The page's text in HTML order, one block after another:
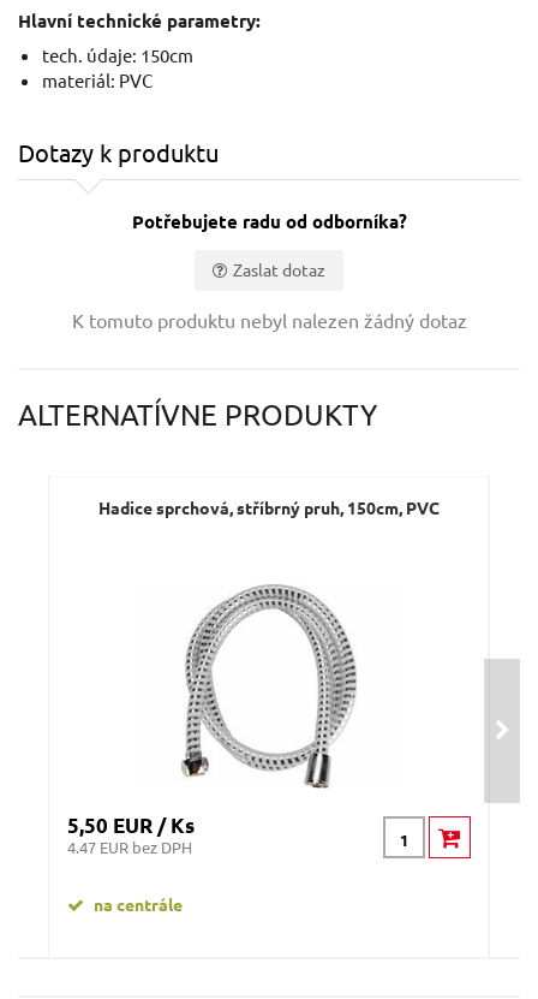
Hlavní technické parametry:
tech. údaje: 150cm
materiál: PVC
Dotazy k produktu
Potřebujete radu od odborníka?
Zaslat dotaz
K tomuto produktu nebyl nalezen žádný dotaz
ALTERNATÍVNE PRODUKTY
Hadice sprchová, stříbrný pruh, 150cm, PVC
5,50 EUR / Ks
4.47 EUR bez DPH
na centrále